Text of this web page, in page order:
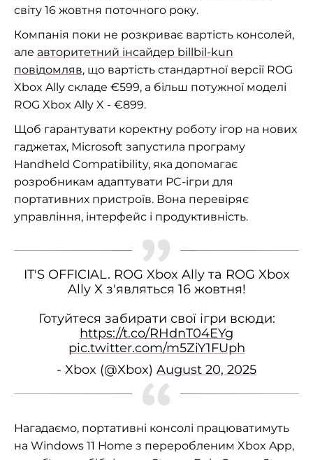
світу 16 жовтня поточного року.
Компанія поки не розкриває вартість консолей,
але авторитетний інсайдер billbil-kun
повідомляв, що вартість стандартної версії ROG
Xbox Ally складе €599, а більш потужної моделі
ROG Xbox Ally X - €899.
Щоб гарантувати коректну роботу ігор на нових
гаджетах, Microsoft запустила програму
Handheld Compatibility, яка допомагає
розробникам адаптувати PC-ігри для
портативних пристроїв. Вона перевіряє
управління, інтерфейс і продуктивність.
IT'S OFFICIAL. ROG Xbox Ally та ROG Xbox
Ally X з'являться 16 жовтня!
Готуйтеся забирати свої ігри всюди:
https://t.co/RHdnT04EYg
pic.twitter.com/m5ZiY1FUph
- Xbox (@Xbox) August 20, 2025
Нагадаємо, портативні консолі працюватимуть
на Windows 11 Home з переробленим Xbox App,